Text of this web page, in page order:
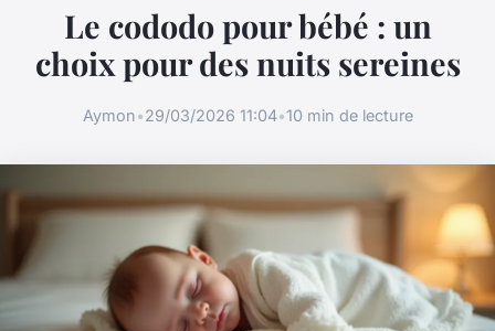
Le cododo pour bébé : un
choix pour des nuits sereines
Aymon•29/03/2026 11:04•10 min de lecture